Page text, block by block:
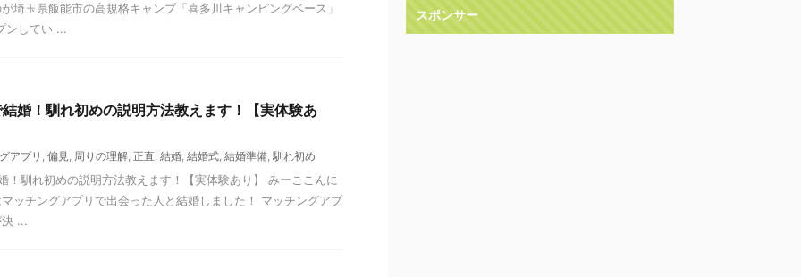
埼玉県飯能市の高規格キャンプ「喜多川キャンピングベース」
ンしてい ...
婚！馴れ初めの説明方法教えます！【実体験あ
アプリ , 偏見, 周りの理解, 正直, 結婚, 結婚式, 結婚準備, 馴れ初め
馴れ初めの説明方法教えます！【実体験あり】 みーここんに
ッチングアプリで出会った人と結婚しました！ マッチングアプ
...
スポンサー